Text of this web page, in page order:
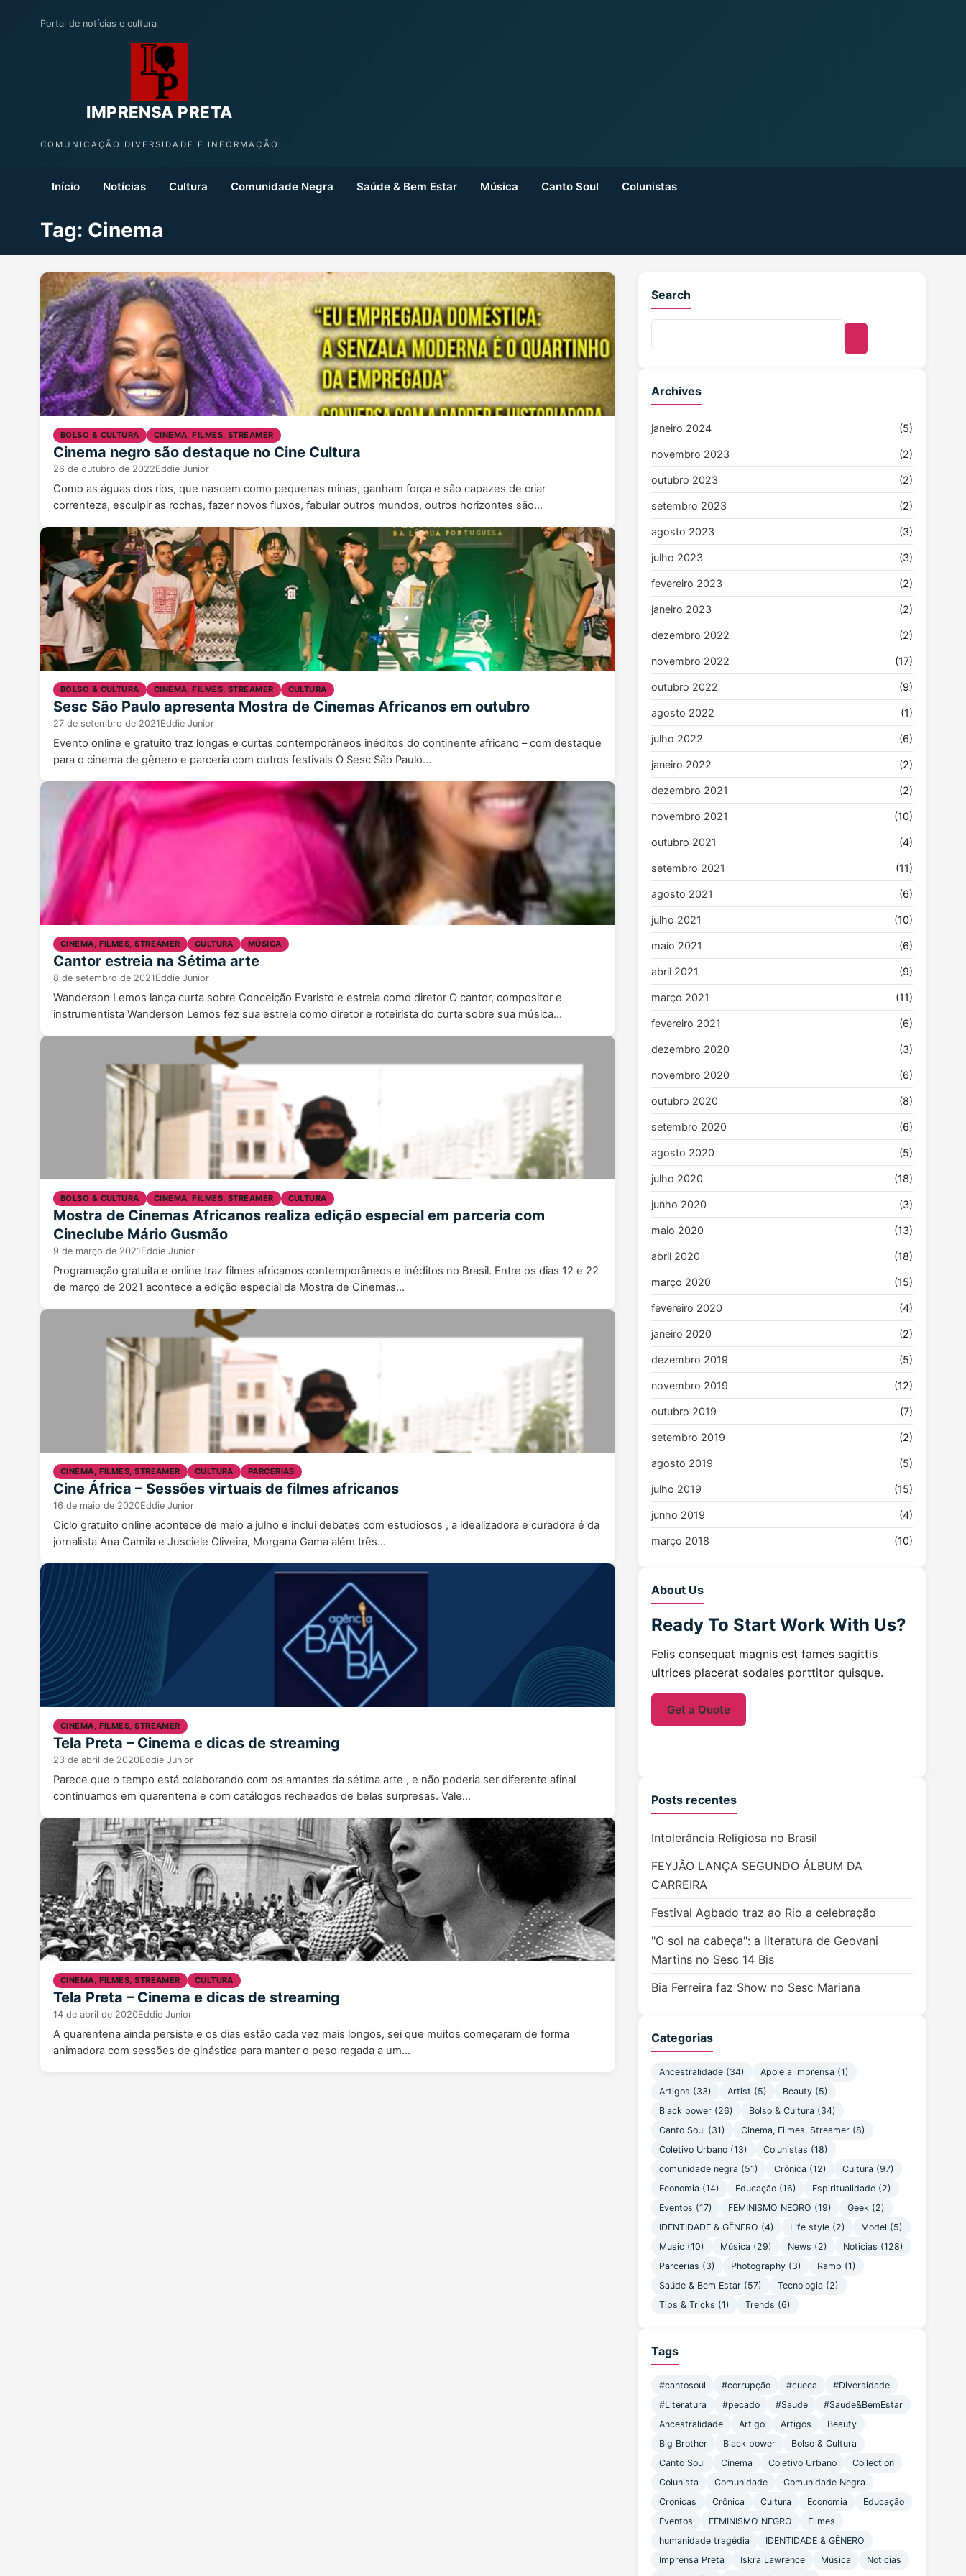
Portal de notícias e cultura
IMPRENSA PRETA
COMUNICAÇÃO DIVERSIDADE E INFORMAÇÃO
Início Notícias Cultura Comunidade Negra Saúde & Bem Estar Música Canto Soul Colunistas
Tag: Cinema
BOLSO & CULTURA CINEMA, FILMES, STREAMER
Cinema negro são destaque no Cine Cultura
26 de outubro de 2022Eddie Junior
Como as águas dos rios, que nascem como pequenas minas, ganham força e são capazes de criar
correnteza, esculpir as rochas, fazer novos fluxos, fabular outros mundos, outros horizontes são…
BOLSO & CULTURA CINEMA, FILMES, STREAMER CULTURA
Sesc São Paulo apresenta Mostra de Cinemas Africanos em outubro
27 de setembro de 2021Eddie Junior
Evento online e gratuito traz longas e curtas contemporâneos inéditos do continente africano – com destaque
para o cinema de gênero e parceria com outros festivais O Sesc São Paulo…
CINEMA, FILMES, STREAMER CULTURA MÚSICA
Cantor estreia na Sétima arte
8 de setembro de 2021Eddie Junior
Wanderson Lemos lança curta sobre Conceição Evaristo e estreia como diretor O cantor, compositor e
instrumentista Wanderson Lemos fez sua estreia como diretor e roteirista do curta sobre sua música…
BOLSO & CULTURA CINEMA, FILMES, STREAMER CULTURA
Mostra de Cinemas Africanos realiza edição especial em parceria com
Cineclube Mário Gusmão
9 de março de 2021Eddie Junior
Programação gratuita e online traz filmes africanos contemporâneos e inéditos no Brasil. Entre os dias 12 e 22
de março de 2021 acontece a edição especial da Mostra de Cinemas…
CINEMA, FILMES, STREAMER CULTURA PARCERIAS
Cine África – Sessões virtuais de filmes africanos
16 de maio de 2020Eddie Junior
Ciclo gratuito online acontece de maio a julho e inclui debates com estudiosos , a idealizadora e curadora é da
jornalista Ana Camila e Jusciele Oliveira, Morgana Gama além três…
CINEMA, FILMES, STREAMER
Tela Preta – Cinema e dicas de streaming
23 de abril de 2020Eddie Junior
Parece que o tempo está colaborando com os amantes da sétima arte , e não poderia ser diferente afinal
continuamos em quarentena e com catálogos recheados de belas surpresas. Vale…
CINEMA, FILMES, STREAMER CULTURA
Tela Preta – Cinema e dicas de streaming
14 de abril de 2020Eddie Junior
A quarentena ainda persiste e os dias estão cada vez mais longos, sei que muitos começaram de forma
animadora com sessões de ginástica para manter o peso regada a um…
Search
Archives
janeiro 2024 (5)
novembro 2023 (2)
outubro 2023 (2)
setembro 2023 (2)
agosto 2023 (3)
julho 2023 (3)
fevereiro 2023 (2)
janeiro 2023 (2)
dezembro 2022 (2)
novembro 2022 (17)
outubro 2022 (9)
agosto 2022 (1)
julho 2022 (6)
janeiro 2022 (2)
dezembro 2021 (2)
novembro 2021 (10)
outubro 2021 (4)
setembro 2021 (11)
agosto 2021 (6)
julho 2021 (10)
maio 2021 (6)
abril 2021 (9)
março 2021 (11)
fevereiro 2021 (6)
dezembro 2020 (3)
novembro 2020 (6)
outubro 2020 (8)
setembro 2020 (6)
agosto 2020 (5)
julho 2020 (18)
junho 2020 (3)
maio 2020 (13)
abril 2020 (18)
março 2020 (15)
fevereiro 2020 (4)
janeiro 2020 (2)
dezembro 2019 (5)
novembro 2019 (12)
outubro 2019 (7)
setembro 2019 (2)
agosto 2019 (5)
julho 2019 (15)
junho 2019 (4)
março 2018 (10)
About Us
Ready To Start Work With Us?
Felis consequat magnis est fames sagittis
ultrices placerat sodales porttitor quisque.
Get a Quote
Posts recentes
Intolerância Religiosa no Brasil
FEYJÃO LANÇA SEGUNDO ÁLBUM DA
CARREIRA
Festival Agbado traz ao Rio a celebração
"O sol na cabeça": a literatura de Geovani
Martins no Sesc 14 Bis
Bia Ferreira faz Show no Sesc Mariana
Categorias
Ancestralidade (34) Apoie a imprensa (1)
Artigos (33) Artist (5) Beauty (5)
Black power (26) Bolso & Cultura (34)
Canto Soul (31) Cinema, Filmes, Streamer (8)
Coletivo Urbano (13) Colunistas (18)
comunidade negra (51) Crônica (12) Cultura (97)
Economia (14) Educação (16) Espiritualidade (2)
Eventos (17) FEMINISMO NEGRO (19) Geek (2)
IDENTIDADE & GÊNERO (4) Life style (2) Model (5)
Music (10) Música (29) News (2) Noticias (128)
Parcerias (3) Photography (3) Ramp (1)
Saúde & Bem Estar (57) Tecnologia (2)
Tips & Tricks (1) Trends (6)
Tags
#cantosoul #corrupção #cueca
#Diversidade
#Literatura
#pecado #Saude
#Saude&BemEstar
Ancestralidade
Artigo Artigos
Beauty
Big Brother
Black power
Bolso & Cultura
Canto Soul
Cinema Coletivo Urbano
Collection
Colunista
Comunidade
Comunidade Negra
Cronicas
Crônica Cultura Economia
Educação
Eventos
FEMINISMO NEGRO
Filmes
humanidade tragédia
IDENTIDADE & GÊNERO
Imprensa Preta
Iskra Lawrence Música
Noticias